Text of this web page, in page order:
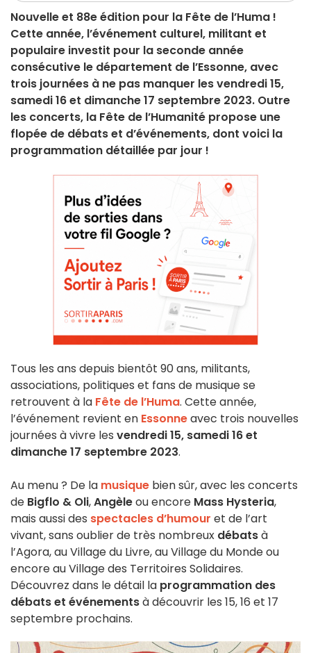
Nouvelle et 88e édition pour la Fête de l’Huma !
Cette année, l’événement culturel, militant et
populaire investit pour la seconde année
consécutive le département de l’Essonne, avec
trois journées à ne pas manquer les vendredi 15,
samedi 16 et dimanche 17 septembre 2023. Outre
les concerts, la Fête de l’Humanité propose une
flopée de débats et d’événements, dont voici la
programmation détaillée par jour !
Tous les ans depuis bientôt 90 ans, militants,
associations, politiques et fans de musique se
retrouvent à la Fête de l’Huma. Cette année,
l’événement revient en Essonneavec trois nouvelles
journées à vivre les vendredi 15, samedi 16 et
dimanche 17 septembre 2023.
Au menu ? De la musique bien sûr, avec les concerts
de Bigflo & Oli,Angèleou encore Mass Hysteria,
mais aussi des spectacles d’humour et de l’art
vivant, sans oublier de très nombreux débatsà
l’Agora, au Village du Livre, au Village du Monde ou
encore au Village des Territoires Solidaires.
Découvrez dans le détail la programmation des
débats et événementsà découvrir les 15, 16 et 17
septembre prochains.